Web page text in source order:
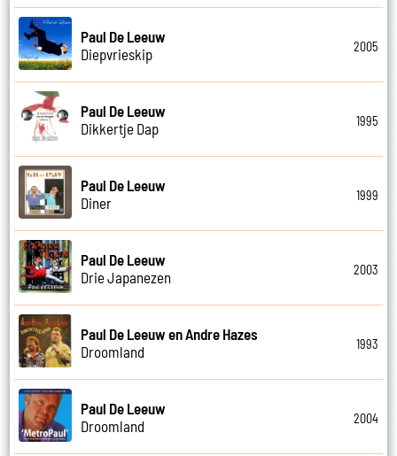
Paul De Leeuw
Diepvrieskip
2005
Paul De Leeuw
Dikkertje Dap
1995
Paul De Leeuw
Diner
1999
Paul De Leeuw
Drie Japanezen
2003
Paul De Leeuw en Andre Hazes
Droomland
1993
Paul De Leeuw
Droomland
2004